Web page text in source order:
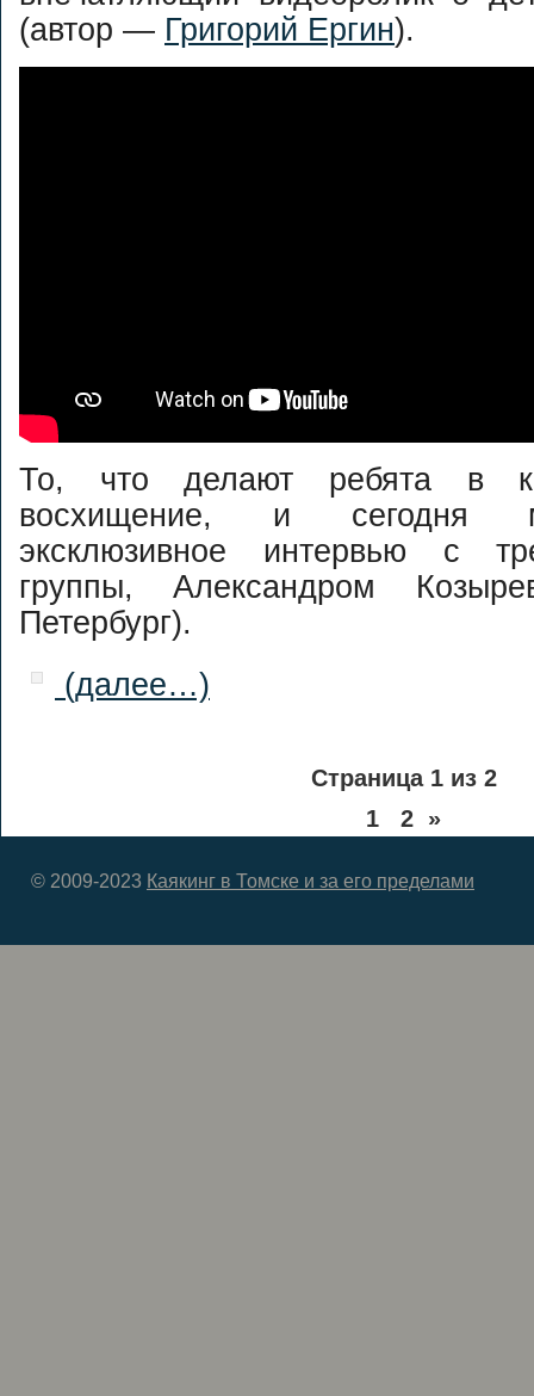
(автор — Григорий Ергин).
То, что делают ребята в
восхищение, и сегодня
эксклюзивное интервью с
группы, Александром
Петербург).
(далее…)
Страница 1 из 2
1
2 »
© 2009-2023 Каякинг в Томске и за его пределами